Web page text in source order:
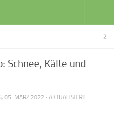
2
Schnee, Kälte und
05. MÄRZ 2022 · AKTUALISIERT